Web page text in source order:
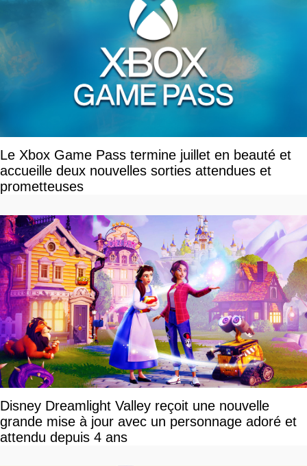
Le Xbox Game Pass termine juillet en beauté et
accueille deux nouvelles sorties attendues et
prometteuses
Disney Dreamlight Valley reçoit une nouvelle
grande mise à jour avec un personnage adoré et
attendu depuis 4 ans